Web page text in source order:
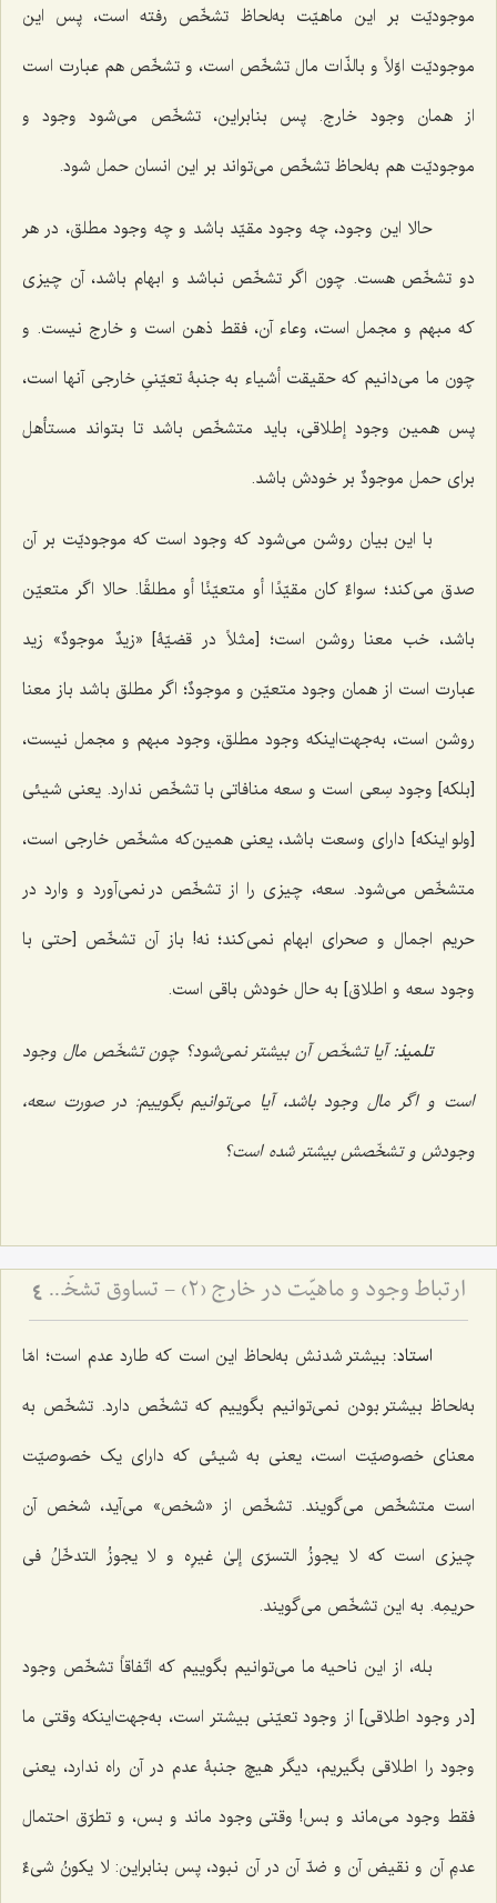
موجودیّت بر این ماهیّت به‌لحاظ تشخّص رفته است، پس این
موجودیّت اوّلاً و بالذّات مال تشخّص است، و تشخّص هم عبارت است
از همان وجود خارج. پس بنابراین، تشخّص می‌شود وجود و
موجودیّت هم به‌لحاظ تشخّص می‌تواند بر این انسان حمل شود.
حالا این وجود، چه وجود مقیّد باشد و چه وجود مطلق، در هر
دو تشخّص هست. چون اگر تشخّص نباشد و ابهام باشد، آن چیزی
که مبهم و مجمل است، وعاء آن، فقط ذهن است و خارج نیست. و
چون ما می‌دانیم که حقیقت أشیاء به جنبۀ تعیّنیِ خارجی آنها است،
پس همین وجود إطلاقی، باید متشخّص باشد تا بتواند مستأهل
برای حمل موجودٌ بر خودش باشد.
با این بیان روشن می‌شود که وجود است که موجودیّت بر آن
صدق می‌کند؛ سواءٌ کان مقیّدًا أو متعیّنًا أو مطلقًا. حالا اگر متعیّن
باشد، خب معنا روشن است؛ [مثلاً در قضیّۀ] «زیدٌ موجودٌ» زید
عبارت است از همان وجود متعیّن و موجودٌ؛ اگر مطلق باشد باز معنا
روشن است، به‌جهت‌اینکه وجود مطلق، وجود مبهم و مجمل نیست،
[بلکه] وجود سِعی است و سعه منافاتی با تشخّص ندارد. یعنی شیئی
[ولو اینکه] دارای وسعت باشد، یعنی همین‌که مشخّص خارجی است،
متشخّص می‌شود. سعه، چیزی را از تشخّص در نمی‌آورد و وارد در
حریم اجمال و صحرای ابهام نمی‌کند؛ نه! باز آن تشخّص [حتی با
وجود سعه و اطلاق] به حال خودش باقی است.
تلمیذ:آیا تشخّص آن بیشتر نمی‌شود؟ چون تشخّص مال وجود
است و اگر مال وجود باشد، آیا می‌توانیم بگوییم: در صورت سعه،
وجودش و تشخّصش بیشتر شده است؟
ارتباط وجود و ماهیّت در خارج (2) - تساوق تشخّص و شیئیّت با وجود 4
استاد: بیشتر شدنش به‌لحاظ این است که طارد عدم است؛ امّا
به‌لحاظ بیشتر بودن نمی‌توانیم بگوییم که تشخّص دارد. تشخّص به
معنای خصوصیّت است، یعنی به شیئی که دارای یک خصوصیّت
است متشخّص می‌گویند. تشخّص از «شخص» می‌آید، شخص آن
چیزی است که لا یجوزُ التسرّی إلیٰ غیرِه و لا یجوزُ التدخّلُ فی
حریمِه. به این تشخّص می‌گویند.
بله، از این ناحیه ما می‌توانیم بگوییم که اتّفاقاً تشخّص وجود
[در وجود اطلاقی] از وجود تعیّنی بیشتر است، به‌جهت‌اینکه وقتی ما
وجود را اطلاقی بگیریم، دیگر هیچ جنبۀ عدم در آن راه ندارد، یعنی
فقط وجود می‌ماند و بس! وقتی وجود ماند و بس، و تطرّق احتمال
عدمِ آن و نقیض آن و ضدّ آن در آن نبود، پس بنابراین: لا یکونُ شیءٌ